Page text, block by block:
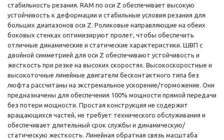
стабильность резания. RAM по оси Z обеспечивает высокую
устойчивость к деформации и стабильные условия резания для
больших диапазонов оси Z. Роликовые направляющие на обеих
боковых стенках оптимизируют пролет, чтобы обеспечить
отличные динамические и статические характеристики. ШВП с
двойной симметрией для оси Z обеспечивают устойчивость и
жесткость при резке на высоких скоростях. Высокоскоростные и
высокоточные линейные двигатели бесконтактного типа без
люфта рассчитаны на экстремальное ускорение/торможение. Они
предназначены для обеспечения 100% мощности прямой передачи
без потери мощности. Простая конструкция не содержит
вращающихся частей, не требует технического обслуживания и
обеспечивает длительный срок службы и динамическую/
статическую жесткость. Линейная обратная связь масштаба